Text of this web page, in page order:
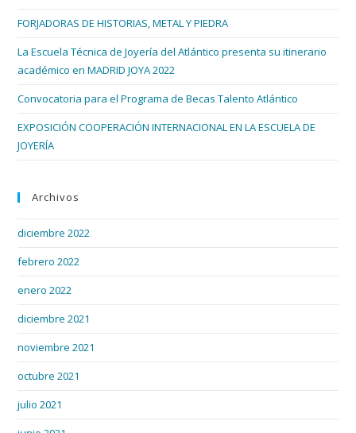
FORJADORAS DE HISTORIAS, METAL Y PIEDRA
La Escuela Técnica de Joyería del Atlántico presenta su itinerario
académico en MADRID JOYA 2022
Convocatoria para el Programa de Becas Talento Atlántico
EXPOSICIÓN COOPERACIÓN INTERNACIONAL EN LA ESCUELA DE
JOYERÍA
Archivos
diciembre 2022
febrero 2022
enero 2022
diciembre 2021
noviembre 2021
octubre 2021
julio 2021